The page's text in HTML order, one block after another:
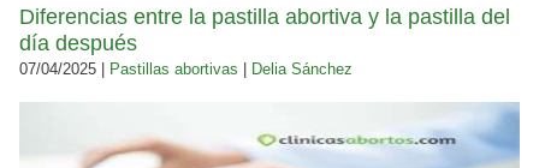
Diferencias entre la pastilla abortiva y la pastilla del
día después
07/04/2025 | Pastillas abortivas Delia Sánchez